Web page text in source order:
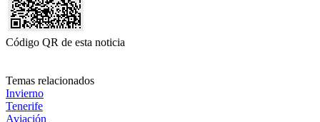
Código QR de esta noticia
Temas relacionados
Invierno
Tenerife
Aviación